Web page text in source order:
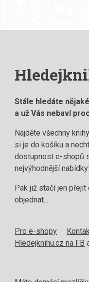
Stále hledáte
a už Vás nebaví
Najděte všechny
si je do košíku a
dostupnost e-shopů
nejvýhodnější
Pak již stačí jen
objednat...
Pro e-shopy
Hledejknihu.cz na FB